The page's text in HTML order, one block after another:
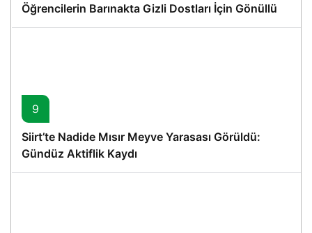
Öğrencilerin Barınakta Gizli Dostları İçin Gönüllü
Proje
9
Siirt’te Nadide Mısır Meyve Yarasası Görüldü:
Gündüz Aktiflik Kaydı